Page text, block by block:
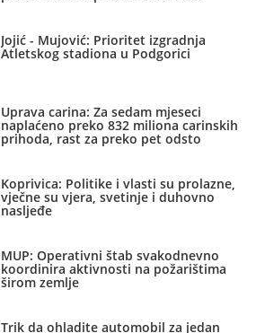
Jojić - Mujović: Prioritet izgradnja
Atletskog stadiona u Podgorici
Uprava carina: Za sedam mjeseci
naplaćeno preko 832 miliona carinskih
prihoda, rast za preko pet odsto
Koprivica: Politike i vlasti su prolazne,
vječne su vjera, svetinje i duhovno
nasljeđe
MUP: Operativni štab svakodnevno
koordinira aktivnosti na požarištima
širom zemlje
Trik da ohladite automobil za jedan